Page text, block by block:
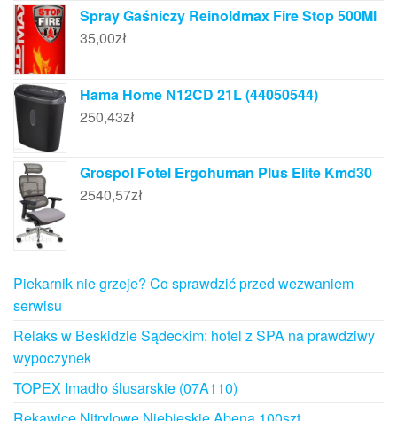
Spray Gaśniczy Reinoldmax Fire Stop 500Ml
35,00zł
Hama Home N12CD 21L (44050544)
250,43zł
Grospol Fotel Ergohuman Plus Elite Kmd30
2540,57zł
Piekarnik nie grzeje? Co sprawdzić przed wezwaniem
serwisu
Relaks w Beskidzie Sądeckim: hotel z SPA na prawdziwy
wypoczynek
TOPEX Imadło ślusarskie (07A110)